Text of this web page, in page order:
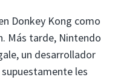
Donkey Kong como
Más tarde, Nintendo
un desarrollador
les